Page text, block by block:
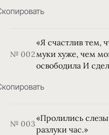
№ 002
«Я счастлив тем,
муки хуже, чем
освободила И
№ 003
«Пролились
разлуки час.»